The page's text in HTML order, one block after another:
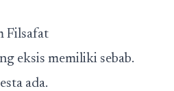
Filsafat
eksis memiliki sebab.
ada.